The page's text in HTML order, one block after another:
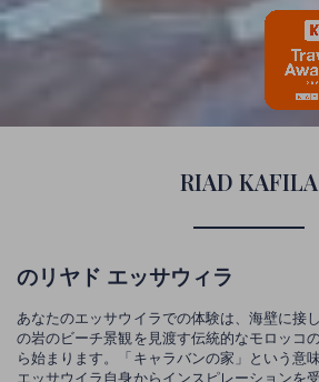
RIAD KAFILA
のリヤド エッサウィラ
あなたのエッサウイラでの体験は、海壁に接
の岩のビーチ景観を見渡す伝統的なモロッコ
ら始まります。「キャラバンの家」という意
エッサウイラ自身からインスピレーションを